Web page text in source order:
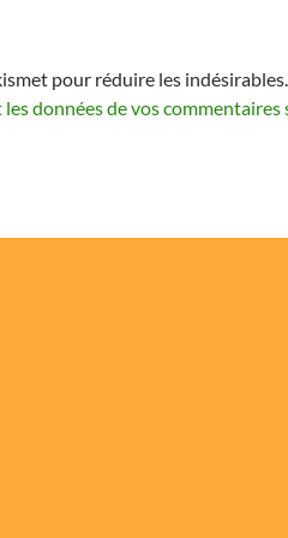
pour réduire les indésirables.
données de vos